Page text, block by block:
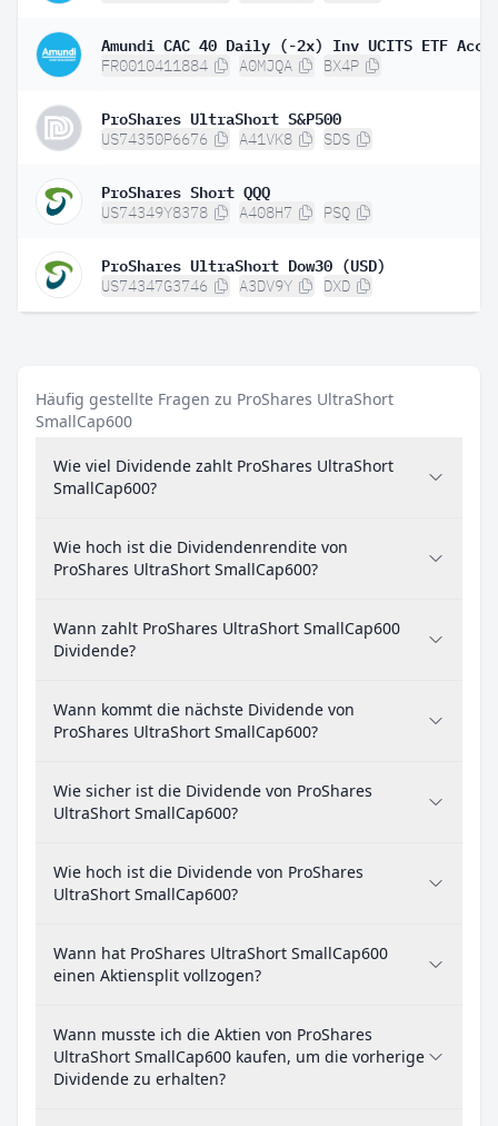
Amundi CAC 40 Daily (-2x) Inv UCITS ETF Acc
FR0010411884 A0MJQA BX4P
ProShares UltraShort S&P500
US74350P6676 A41VK8 SDS
ProShares Short QQQ
US74349Y8378 A408H7 PSQ
ProShares UltraShort Dow30 (USD)
US74347G3746 A3DV9Y DXD
Häufig gestellte Fragen zu ProShares UltraShort
SmallCap600
Wie viel Dividende zahlt ProShares UltraShort
SmallCap600?
Wie hoch ist die Dividendenrendite von
ProShares UltraShort SmallCap600?
Wann zahlt ProShares UltraShort SmallCap600
Dividende?
Wann kommt die nächste Dividende von
ProShares UltraShort SmallCap600?
Wie sicher ist die Dividende von ProShares
UltraShort SmallCap600?
Wie hoch ist die Dividende von ProShares
UltraShort SmallCap600?
Wann hat ProShares UltraShort SmallCap600
einen Aktiensplit vollzogen?
Wann musste ich die Aktien von ProShares
UltraShort SmallCap600 kaufen, um die vorherige
Dividende zu erhalten?